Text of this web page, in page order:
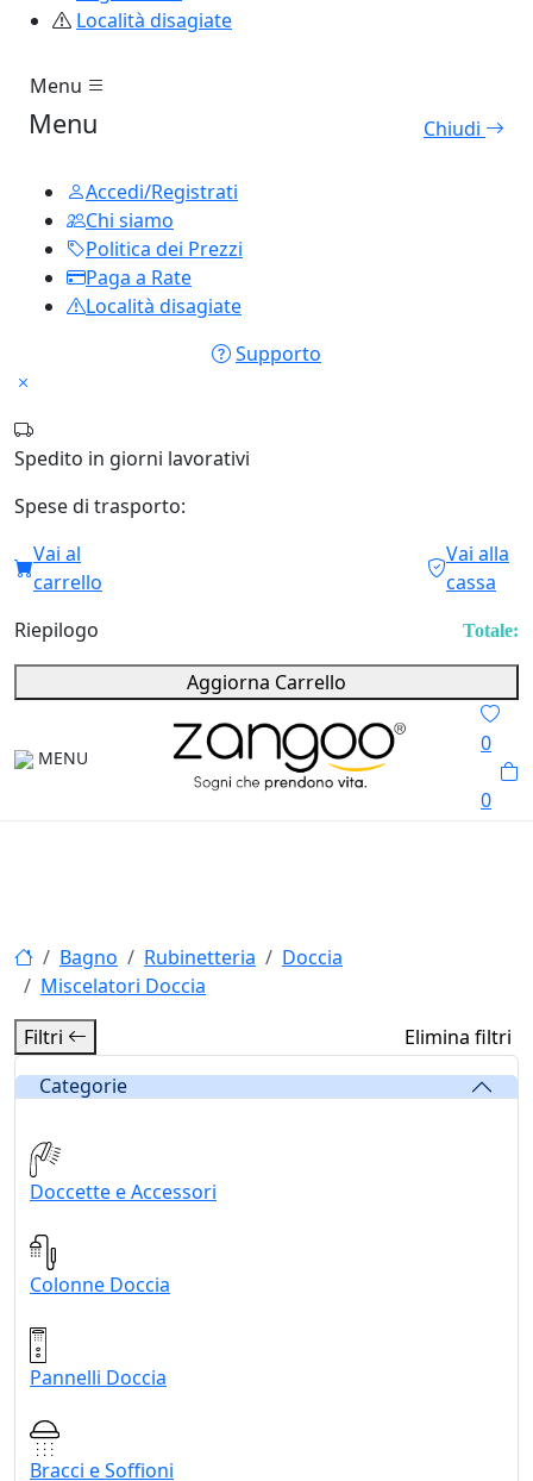
Località disagiate
Menu
Menu Chiudi
Accedi/Registrati
Chi siamo
Politica dei Prezzi
Paga a Rate
Località disagiate
Supporto
Spedito in giorni lavorativi
Spese di trasporto:
Vai al
carrello
Vai alla
cassa
Riepilogo
Totale:
Aggiorna Carrello
MENU
0
0
Bagno Rubinetteria
Doccia
Miscelatori Doccia
Filtri
Elimina filtri
Categorie
Doccette e Accessori
Colonne Doccia
Pannelli Doccia
Bracci e Soffioni